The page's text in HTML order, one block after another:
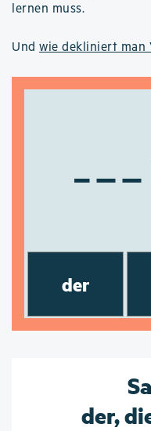
lernen muss.
Und wie dekliniert man
der
der,